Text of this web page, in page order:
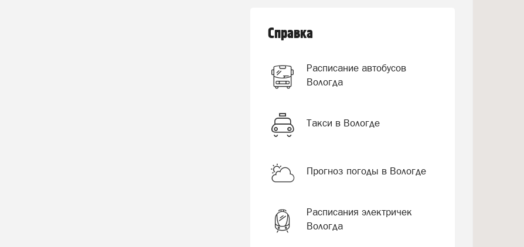
Справка
Расписание автобусов
Вологда
Такси в Вологде
Прогноз погоды в Вологде
Расписания электричек
Вологда